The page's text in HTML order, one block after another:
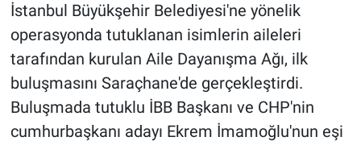
İstanbul Büyükşehir Belediyesi'ne yönelik
operasyonda tutuklanan isimlerin aileleri
tarafından kurulan Aile Dayanışma Ağı, ilk
buluşmasını Saraçhane'de gerçekleştirdi.
Buluşmada tutuklu İBB Başkanı ve CHP'nin
cumhurbaşkanı adayı Ekrem İmamoğlu'nun eşi
Nedir
Popüler
Programlar